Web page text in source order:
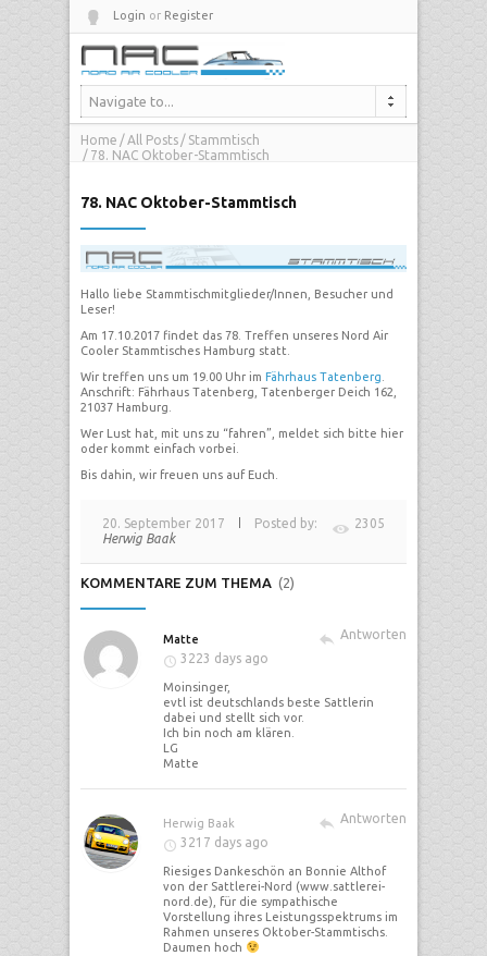
Login or Register
Navigate to...
Home All Posts
Stammtisch
78. NAC Oktober-Stammtisch
78. NAC Oktober-Stammtisch
Hallo liebe Stammtischmitglieder/Innen, Besucher und
Leser!
Am 17.10.2017 findet das 78. Treffen unseres Nord Air
Cooler Stammtisches Hamburg statt.
Wir treffen uns um 19.00 Uhr im Fährhaus Tatenberg
Anschrift: Fährhaus Tatenberg, Tatenberger Deich 162,
21037 Hamburg.
Wer Lust hat, mit uns zu “fahren”, meldet sich bitte hier
oder kommt einfach vorbei.
Bis dahin, wir freuen uns auf Euch.
2305
20. September 2017
Posted by:
Herwig Baak
KOMMENTARE ZUM THEMA (2)
Matte
Antworten
3223 days ago
Moinsinger,
evtl ist deutschlands beste Sattlerin
dabei und stellt sich vor.
Ich bin noch am klären.
LG
Matte
Herwig Baak
Antworten
3217 days ago
Riesiges Dankeschön an Bonnie Althof
von der Sattlerei-Nord (www.sattlerei-
nord.de), für die sympathische
Vorstellung ihres Leistungsspektrums im
Rahmen unseres Oktober-Stammtischs.
Daumen hoch